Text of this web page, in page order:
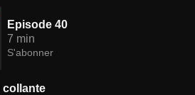
Episode 40
7 min
S'abonner
collante